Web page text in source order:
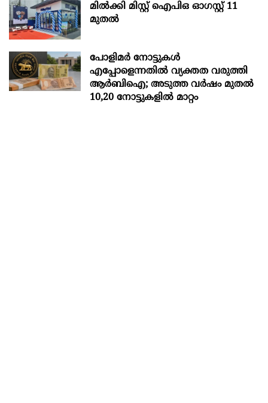
മില്‍ക്കി മിസ്റ്റ്‌ ഐപിഒ ഓഗസ്റ്റ്‌ 11
മുതല്‍
പോളിമർ നോട്ടുകൾ
എപ്പോളെന്നതിൽ വ്യക്തത വരുത്തി
ആർബിഐ; അടുത്ത വർഷം മുതൽ
10,20 നോട്ടുകളിൽ മാറ്റം